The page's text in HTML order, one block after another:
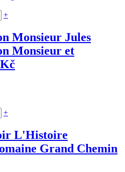
+
Monsieur Jules
Monsieur et
+
L'Histoire
Grand Chemin